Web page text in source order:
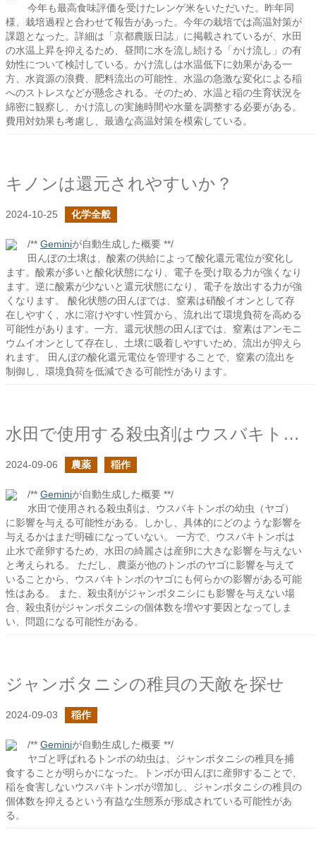
今年も最高食味評価を受けたレンゲ米をいただいた。昨年同
様、栽培過程と合わせて報告があった。今年の栽培では高温対策が
課題となった。詳細は「京都農販日誌」に掲載されているが、水田
の水温上昇を抑えるため、昼間に水を流し続ける「かけ流し」の有
効性について検討している。かけ流しは水温低下に効果がある一
方、水資源の浪費、肥料流出の可能性、水温の急激な変化による稲
へのストレスなどが懸念される。そのため、水温と稲の生育状況を
綿密に観察し、かけ流しの実施時間や水量を調整する必要がある。
費用対効果も考慮し、最適な高温対策を模索している。
キノンは還元されやすいか？
2024-10-25 化学全般
/** Geminiが自動生成した概要 **/
田んぼの土壌は、酸素の供給によって酸化還元電位が変化し
ます。酸素が多いと酸化状態になり、電子を受け取る力が強くなり
ます。逆に酸素が少ないと還元状態になり、電子を放出する力が強
くなります。 酸化状態の田んぼでは、窒素は硝酸イオンとして存
在しやすく、水に溶けやすい性質から、流れ出て環境負荷を高める
可能性があります。一方、還元状態の田んぼでは、窒素はアンモニ
ウムイオンとして存在し、土壌に吸着しやすいため、流出が抑えら
れます。 田んぼの酸化還元電位を管理することで、窒素の流出を
制御し、環境負荷を低減できる可能性があります。
水田で使用する殺虫剤はウスバキトンボに影響を与えるのか？
2024-09-06 農薬 稲作
/** Geminiが自動生成した概要 **/
水田で使用される殺虫剤は、ウスバキトンボの幼虫（ヤゴ）
に影響を与える可能性がある。しかし、具体的にどのような影響を
与えるかはまだ明確になっていない。 一方で、ウスバキトンボは
止水で産卵するため、水田の綺麗さは産卵に大きな影響を与えない
と考えられる。 ただし、農薬が他のトンボのヤゴに影響を与えて
いることから、ウスバキトンボのヤゴにも何らかの影響がある可能
性はある。 また、殺虫剤がジャンボタニシにも影響を与えない場
合、殺虫剤がジャンボタニシの個体数を増やす要因となってしま
い、問題になる可能性がある。
ジャンボタニシの稚貝の天敵を探せ
2024-09-03 稲作
/** Geminiが自動生成した概要 **/
ヤゴと呼ばれるトンボの幼虫は、ジャンボタニシの稚貝を捕
食することが明らかになった。トンボが田んぼに産卵することで、
稲を食害しないウスバキトンボが増加し、ジャンボタニシの稚貝の
個体数を抑えるという有益な生態系が形成されている可能性があ
る。